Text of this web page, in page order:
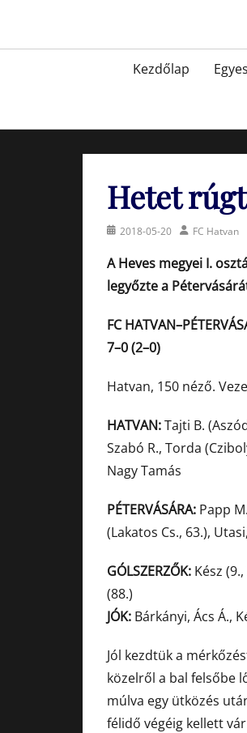
PrimaryKezdőlap
Hetet
Posted2018-05-20 AuthorFC Hatvan
A Heves megyei I.
legyőzte a
FC
7–0 (2–0)
Hatvan, 150 néző.
HATVAN:Tajti B.
Szabó R., Torda
Nagy Tamás
PÉTERVÁSÁRA: Papp
(Lakatos Cs., 63.),
GÓLSZERZŐK: Kész
(88.)
JÓK: Bárkányi, Ács Á.,
Jól kezdtük a
közelről a bal felsőbe
múlva egy ütközés
félidő végéig kellett